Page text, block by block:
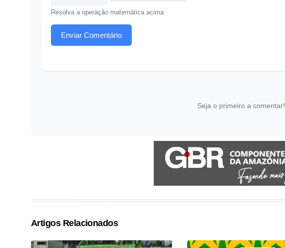
Resolva a operação matemática acima
Enviar Comentário
Seja o primeiro a comentar!
Artigos Relacionados